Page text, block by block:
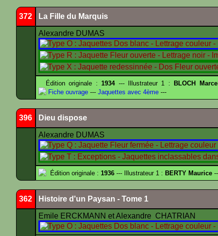
372 La Fille du Marquis
Alexandre DUMAS
Édition originale :1934--- Illustrateur 1 :
BLOCH
Fiche ouvrage --- Jaquettes avec 4ème ---
396 Dieu dispose
Alexandre DUMAS
Édition originale : 1936 --- Illustrateur 1 : BERTY Maurice
362 Histoire d'un Paysan - Tome 1
Emile ERCKMANN et Alexandre CHATRIAN